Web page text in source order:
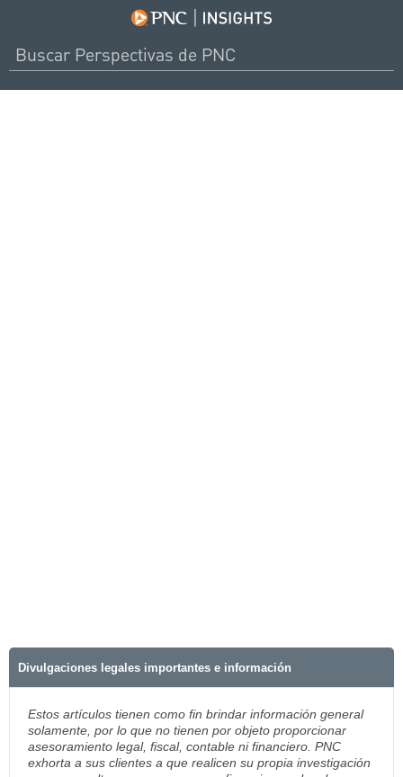
Divulgaciones legales importantes e información
Estos artículos tienen como fin brindar información general
solamente, por lo que no tienen por objeto proporcionar
asesoramiento legal, fiscal, contable ni financiero. PNC
exhorta a sus clientes a que realicen su propia investigación